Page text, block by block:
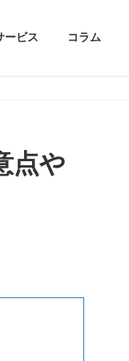
ービス コラム
点や